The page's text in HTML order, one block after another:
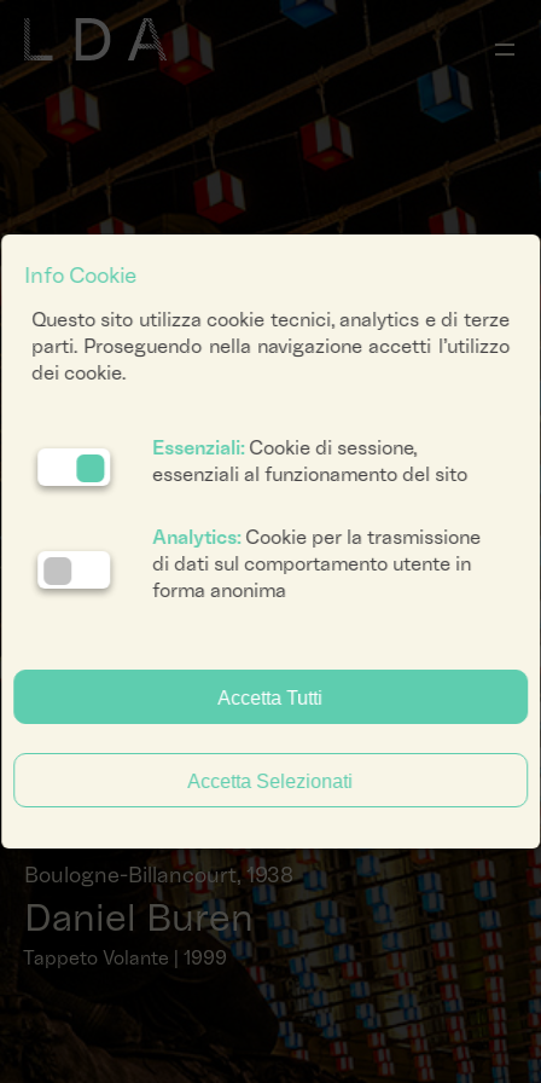
Info Cookie
Questo sito utilizza cookie tecnici, analytics e di terze
parti. Proseguendo nella navigazione accetti l’utilizzo
dei cookie.
Essenziali:Cookie di sessione,
essenziali al funzionamento del sito
Analytics:Cookie per la trasmissione
di dati sul comportamento utente in
forma anonima
Accetta Tutti
Accetta Selezionati
ENG facebook
Boulogne-Billancourt, 1938
Daniel Buren
Tappeto Volante | 1999